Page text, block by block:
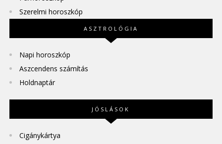
Szerelmi horoszkóp
ASZTROLÓGIA
Napi horoszkóp
Aszcendens számítás
Holdnaptár
JÓSLÁSOK
Cigánykártya